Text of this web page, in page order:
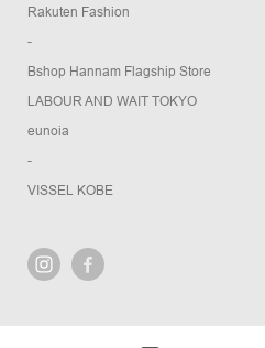
Rakuten Fashion
-
Bshop Hannam Flagship Store
LABOUR AND WAIT TOKYO
eunoia
-
VISSEL KOBE